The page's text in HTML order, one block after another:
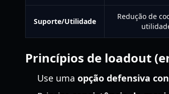
Suporte/Utilidade
Redução de
Princípios de loadout
Use uma opção defensiva